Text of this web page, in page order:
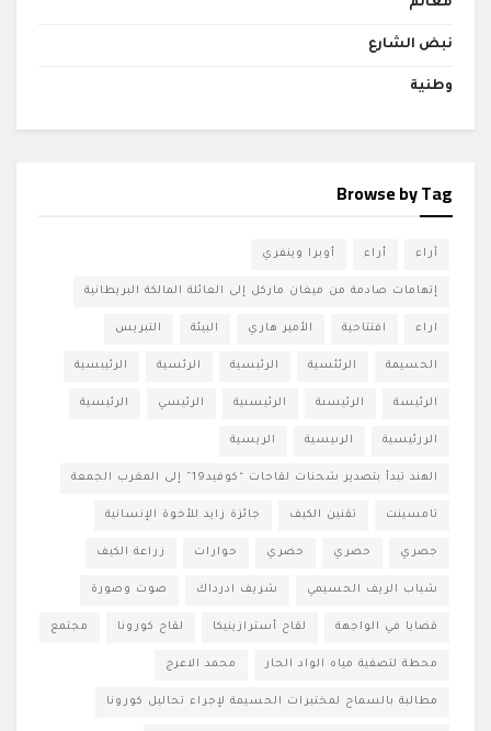
معالم
نبض الشارع
وطنية
Browse by Tag
آراء أراء أوبرا وينفري
إتهامات صادمة من ميغان ماركل إلى العائلة المالكة البريطانية
اراء افتتاحية الأمير هاري البيئة التبريس
الحسيمة الرئئسية الرئبسية الرئسية الرئيبسية
الرئيسة الرئيسىة الرئيسىية الرئيسي الرئيسية
الررئيسية الرىيسية الريسية
الهند تبدأ بتصدير شحنات لقاحات “كوفيد19” إلى المغرب الجمعة
تامسينت تقنين الكيف جائزة زايد للأخوة الإنسانية
جصري حصري حضري حوارات زراعة الكيف
شباب الريف الحسيمي شريف ادرداك صوت وصورة
قضايا في الواجهة لقاح أسترازينيكا لقاح كورونا مجتمع
محطة لتصفية مياه الواد الحار محمد الاعرج
مطالبة بالسماح لمختبرات الحسيمة لإجراء تحاليل كورونا